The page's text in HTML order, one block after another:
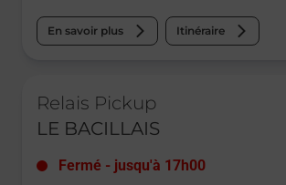
En savoir plus Itinéraire
Relais Pickup
LE BACILLAIS
Fermé - jusqu'à 17h00